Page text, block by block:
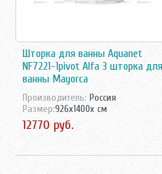
Шторка для ванны Aquanet
NF7221-1pivot Alfa 3 шторка для
ванны Mayorca
Производитель: Росcия
Размер:926x1400x см
12770 руб.